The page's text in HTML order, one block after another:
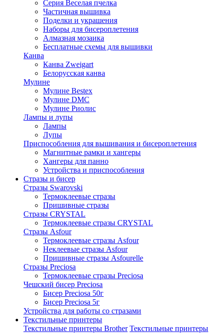
Серия Веселая пчелка
Частичная вышивка
Поделки и украшения
Наборы для бисероплетения
Алмазная мозаика
Бесплатные схемы для вышивки
Канва
Канва Zweigart
Белорусская канва
Мулине
Мулине Bestex
Мулине DMC
Мулине Риолис
Лампы и лупы
Лампы
Лупы
Приспособления для вышивания и бисероплетения
Магнитные рамки и хангеры
Хангеры для панно
Устройства и приспособления
Стразы и бисер
Стразы Swarovski
Термоклеевые стразы
Пришивные стразы
Стразы CRYSTAL
Термоклеевые стразы CRYSTAL
Стразы Asfour
Термоклеевые стразы Asfour
Неклеевые стразы Asfour
Пришивные стразы Asfourelle
Стразы Preciosa
Термоклеевые стразы Preciosa
Чешский бисер Preciosa
Бисер Preciosa 50г
Бисер Preciosa 5г
Устройства для работы со стразами
Текстильные принтеры
Текстильные принтеры Brother Текстильные принтеры